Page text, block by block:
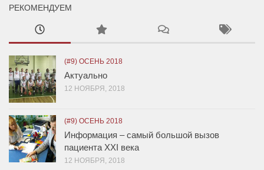
РЕКОМЕНДУЕМ
(#9) ОСЕНЬ 2018
Актуально
12 НОЯБРЯ, 2018
(#9) ОСЕНЬ 2018
Информация – самый большой вызов
пациента XXI века
12 НОЯБРЯ, 2018